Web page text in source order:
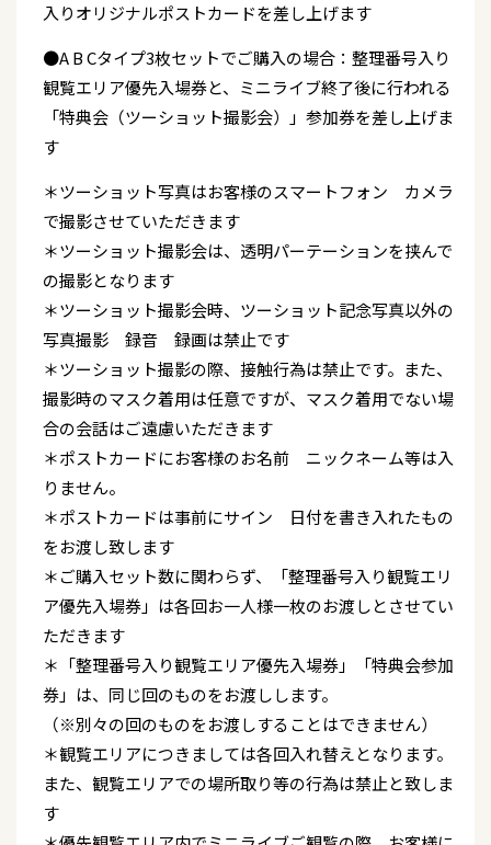
入りオリジナルポストカードを差し上げます
●A B Cタイプ3枚セットでご購入の場合：整理番号入り
観覧エリア優先入場券と、ミニライブ終了後に行われる
「特典会（ツーショット撮影会）」参加券を差し上げま
す
＊ツーショット写真はお客様のスマートフォン カメラ
で撮影させていただきます
＊ツーショット撮影会は、透明パーテーションを挟んで
の撮影となります
＊ツーショット撮影会時、ツーショット記念写真以外の
写真撮影 録音 録画は禁止です
＊ツーショット撮影の際、接触行為は禁止です。また、
撮影時のマスク着用は任意ですが、マスク着用でない場
合の会話はご遠慮いただきます
＊ポストカードにお客様のお名前 ニックネーム等は入
りません。
＊ポストカードは事前にサイン 日付を書き入れたもの
をお渡し致します
＊ご購入セット数に関わらず、「整理番号入り観覧エリ
ア優先入場券」は各回お一人様一枚のお渡しとさせてい
ただきます
＊「整理番号入り観覧エリア優先入場券」「特典会参加
券」は、同じ回のものをお渡しします。
（※別々の回のものをお渡しすることはできません）
＊観覧エリアにつきましては各回入れ替えとなります。
また、観覧エリアでの場所取り等の行為は禁止と致しま
す